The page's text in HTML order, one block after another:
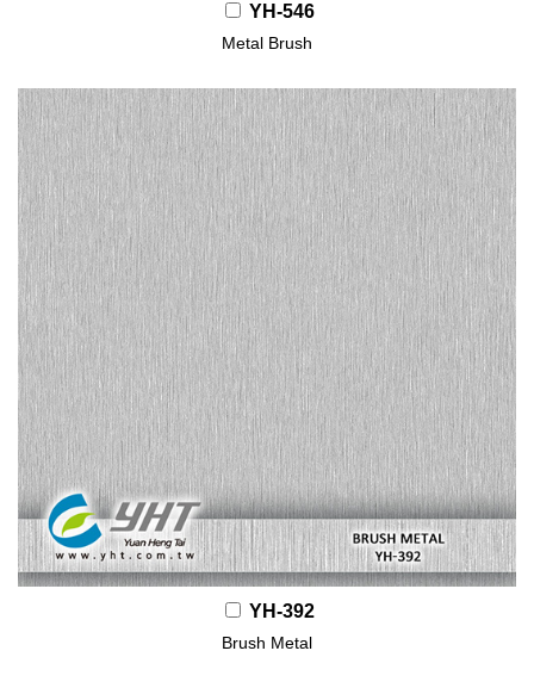
YH-546
Metal Brush
YH-392
Brush Metal